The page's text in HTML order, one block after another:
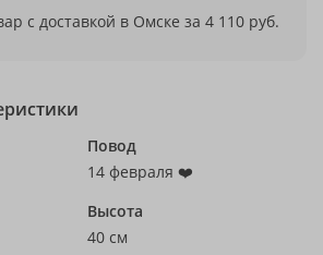
с доставкой в Омске за 4 110 руб.
Повод
14 февраля ❤️
Высота
40 см